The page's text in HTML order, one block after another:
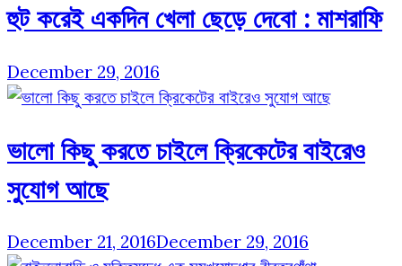
হুট করেই একদিন খেলা ছেড়ে দেবো : মাশরাফি
December 29, 2016
ভালো কিছু করতে চাইলে ক্রিকেটের বাইরেও
সুযোগ আছে
December 21, 2016December 29, 2016